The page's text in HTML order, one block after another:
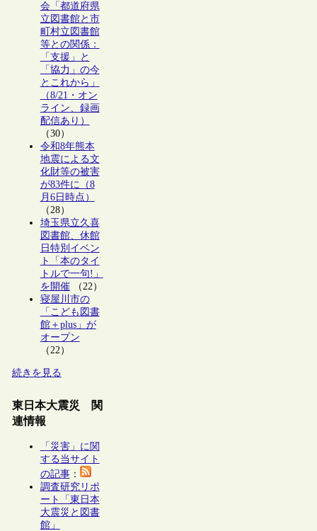
会「都道府県
立図書館と市
町村立図書館
等との関係：
「支援」と
「協力」の今
とこれから」
（8/21・オン
ライン、録画
配信あり）
（30）
令和8年熊本
地震による文
化財等の被害
が83件に（8
月6日時点）
（28）
埼玉県立久喜
図書館、休館
日特別イベン
ト「本のタイ
トルで一句!」
を開催（22）
寝屋川市の
「こども図書
館＋plus」が
オープン
（22）
続きを見る
東日本大震災 関
連情報
「災害」に関
する当サイト
の記事：
調査研究リポ
ート「東日本
大震災と図書
館」